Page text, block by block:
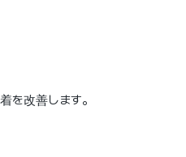
を改善します。